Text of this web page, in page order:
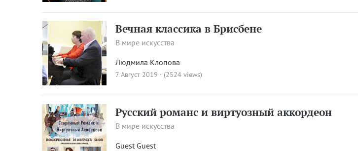
Вечная классика в Брисбене
В мире искусства
Людмила Клопова
7 Август 2019 · (2524 views)
Русский романс и виртуозный аккордеон
В мире искусства
Guest Guest